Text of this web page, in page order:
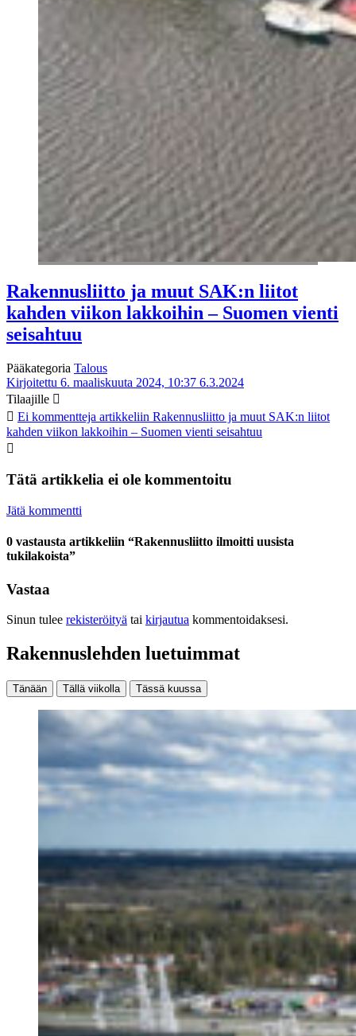
Rakennusliitto ja muut SAK:n liitot
kahden viikon lakkoihin – Suomen vienti
seisahtuu
Pääkategoria Talous
Kirjoitettu 6. maaliskuuta 2024, 10:37 6.3.2024
Tilaajille
Ei kommentteja artikkeliin Rakennusliitto ja muut SAK:n liitot
kahden viikon lakkoihin – Suomen vienti seisahtuu
Tätä artikkelia ei ole kommentoitu
Jätä kommentti
0 vastausta artikkeliin “Rakennusliitto ilmoitti uusista
tukilakoista”
Vastaa
Sinun tulee rekisteröityä tai kirjautua kommentoidaksesi.
Rakennuslehden luetuimmat
Tänään Tällä viikolla Tässä kuussa